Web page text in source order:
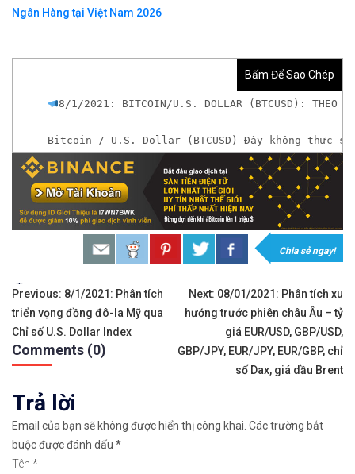
Ngân Hàng tại Việt Nam 2026
Bấm Để Sao Chép
8/1/2021: BITCOIN/U.S. DOLLAR (BTCUSD): THEO DÕI
Bitcoin / U.S. Dollar (BTCUSD) Đây không thực
*Nếu chưa có tài khoản giao dịch Tiền Ảo hoặc
Chia sẻ ngay!
Tags:
Điều
hướng
bài
viết
Previous: 8/1/2021: Phân tích
triển vọng đồng đô-la Mỹ qua
Chỉ số U.S. Dollar Index
Next: 08/01/2021: Phân tích xu
hướng trước phiên châu Âu – tỷ
giá EUR/USD, GBP/USD,
GBP/JPY, EUR/JPY, EUR/GBP, chỉ
số Dax, giá dầu Brent
Comments (0)
Trả lời
Email của bạn sẽ không được hiển thị công khai. Các trường bắt
buộc được đánh dấu *
Tên *